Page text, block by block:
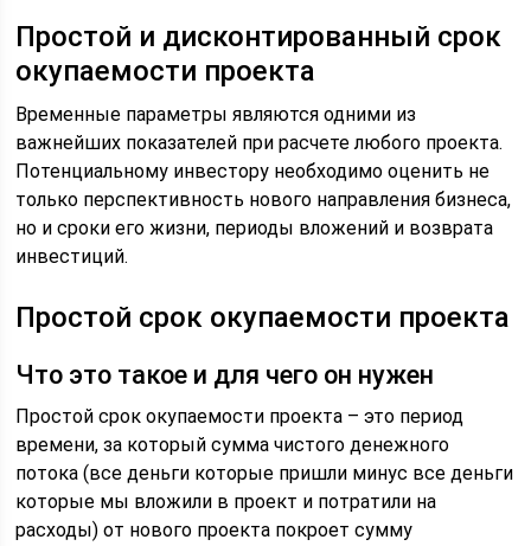
Простой и дисконтированный срок
окупаемости проекта
Временные параметры являются одними из
важнейших показателей при расчете любого проекта.
Потенциальному инвестору необходимо оценить не
только перспективность нового направления бизнеса,
но и сроки его жизни, периоды вложений и возврата
инвестиций.
Простой срок окупаемости проекта
Что это такое и для чего он нужен
Простой срок окупаемости проекта – это период
времени, за который сумма чистого денежного
потока (все деньги которые пришли минус все деньги
которые мы вложили в проект и потратили на
расходы) от нового проекта покроет сумму